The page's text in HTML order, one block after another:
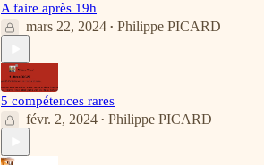
A faire après 19h
mars 22, 2024 • Philippe PICARD
5 compétences rares
févr. 2, 2024 • Philippe PICARD